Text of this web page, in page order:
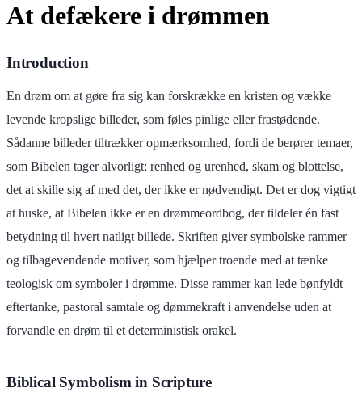
At defækere i drømmen
Introduction
En drøm om at gøre fra sig kan forskrække en kristen og vække
levende kropslige billeder, som føles pinlige eller frastødende.
Sådanne billeder tiltrækker opmærksomhed, fordi de berører temaer,
som Bibelen tager alvorligt: renhed og urenhed, skam og blottelse,
det at skille sig af med det, der ikke er nødvendigt. Det er dog vigtigt
at huske, at Bibelen ikke er en drømmeordbog, der tildeler én fast
betydning til hvert natligt billede. Skriften giver symbolske rammer
og tilbagevendende motiver, som hjælper troende med at tænke
teologisk om symboler i drømme. Disse rammer kan lede bønfyldt
eftertanke, pastoral samtale og dømmekraft i anvendelse uden at
forvandle en drøm til et deterministisk orakel.
Biblical Symbolism in Scripture